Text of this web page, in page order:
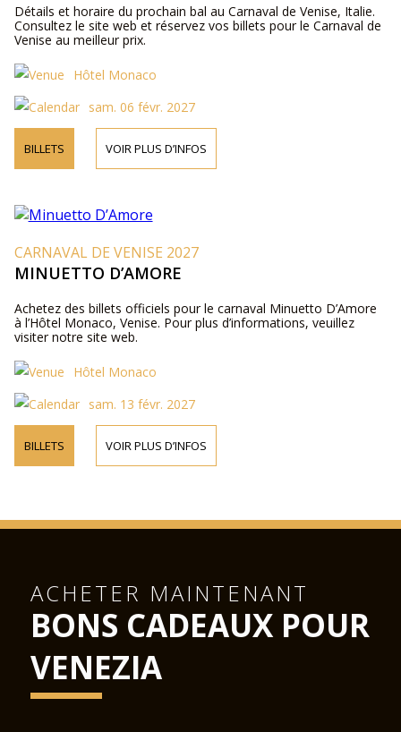
Détails et horaire du prochain bal au Carnaval de Venise, Italie.
Consultez le site web et réservez vos billets pour le Carnaval de
Venise au meilleur prix.
Hôtel Monaco
sam. 06 févr. 2027
BILLETS VOIR PLUS D’INFOS
CARNAVAL DE VENISE 2027
MINUETTO D’AMORE
Achetez des billets officiels pour le carnaval Minuetto D’Amore
à l’Hôtel Monaco, Venise. Pour plus d’informations, veuillez
visiter notre site web.
Hôtel Monaco
sam. 13 févr. 2027
BILLETS VOIR PLUS D’INFOS
ACHETER MAINTENANT
BONS CADEAUX POUR
VENEZIA